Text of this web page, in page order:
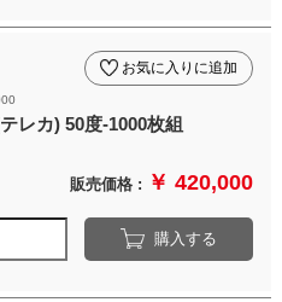
レカ) 50度-1000枚組
お気に入りに追加
販売価格 : ￥ 420,000
購入する